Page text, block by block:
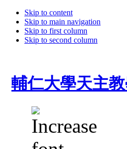
Skip to content
Skip to main navigation
Skip to first column
Skip to second column
輔仁大學天主